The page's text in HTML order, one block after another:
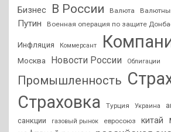
Бизнес В России Валюта
Путин
Военная операция по защите
Инфляция Коммерсант
Москва Новости России Облигации
Промышленность
Страховка
Турция Украина
санкции
газовый рынок евросоюз китай